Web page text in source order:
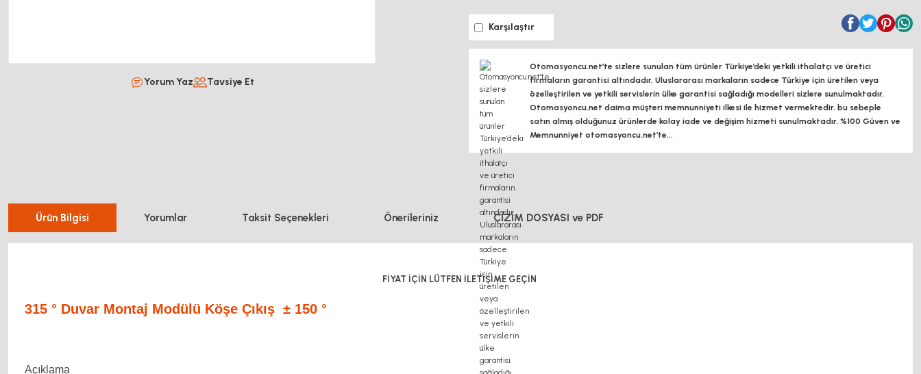
Yorum Yaz Tavsiye Et
Karşılaştır
Otomasyoncu.net’te sizlere sunulan tüm ürünler Türkiye’deki yetkili ithalatçı ve üretici
firmaların garantisi altındadır, Uluslararası markaların sadece Türkiye için üretilen veya
özelleştirilen ve yetkili servislerin ülke garantisi sağladığı modelleri sizlere sunulmaktadır.
Otomasyoncu.net daima müşteri memnunniyeti ilkesi ile hizmet vermektedir. bu sebeple
satın almış olduğunuz ürünlerde kolay iade ve değişim hizmeti sunulmaktadır. %100 Güven ve
Memnunniyet otomasyoncu.net’te...
Ürün Bilgisi Yorumlar Taksit Seçenekleri Önerileriniz ÇİZİM DOSYASI ve PDF
FİYAT İÇİN LÜTFEN İLETİŞİME GEÇİN
315 ° Duvar Montaj Modülü Köşe Çıkış ± 150 °
Açıklama